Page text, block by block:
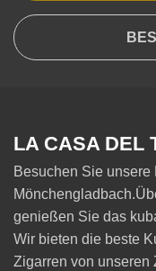
LA CASA DEL
Besuchen Sie
genießen Sie das
Wir bieten die beste
Zigarren von unseren